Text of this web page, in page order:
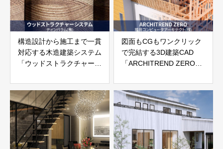
構造設計から施工まで一貫
対応する木造建築システム
「ウッドストラクチャーシ
会社
図面もCGもワンクリック
で完結する3D建築CAD
「ARCHITREND ZERO」
クト株式会社